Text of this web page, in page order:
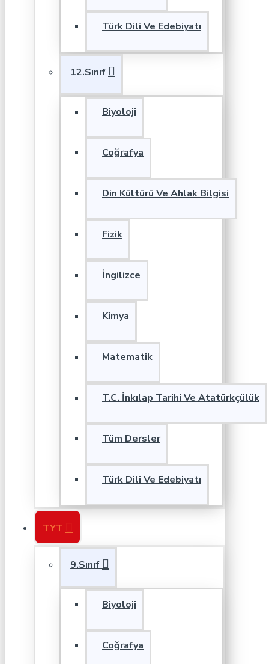
Türk Dili Ve Edebiyatı
12.Sınıf
Biyoloji
Coğrafya
Din Kültürü Ve Ahlak Bilgisi
Fizik
İngilizce
Kimya
Matematik
T.C. İnkılap Tarihi Ve Atatürkçülük
Tüm Dersler
Türk Dili Ve Edebiyatı
TYT
9.Sınıf
Biyoloji
Coğrafya